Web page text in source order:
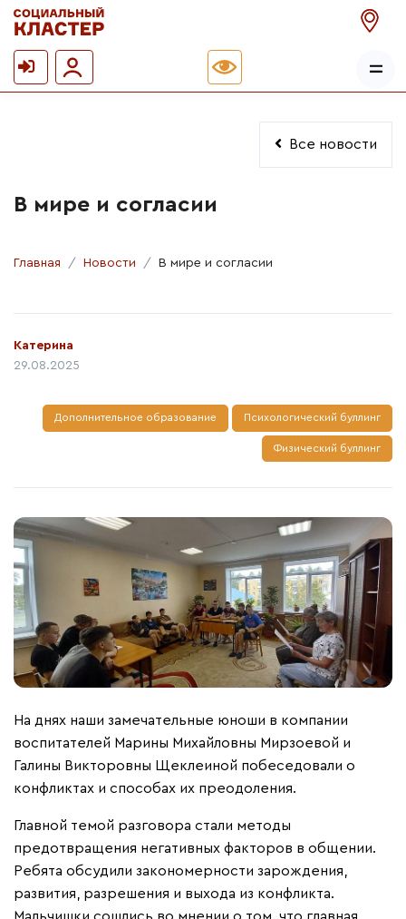
Все новости
В мире и согласии
Главная Новости В мире и согласии
Автор:
Катерина
Дата публикации:
29.08.2025
Дополнительное образование Психологический буллинг
Физический буллинг
На днях наши замечательные юноши в компании
воспитателей Марины Михайловны Мирзоевой и
Галины Викторовны Щеклеиной побеседовали о
конфликтах и способах их преодоления.
Главной темой разговора стали методы
предотвращения негативных факторов в общении.
Ребята обсудили закономерности зарождения,
развития, разрешения и выхода из конфликта.